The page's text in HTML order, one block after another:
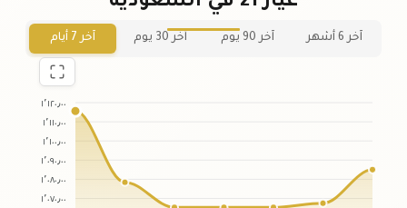
آخر 6 أشهر آخر 90 يوم آخر 30 يوم آخر 7 أيام
١٬١٢٠٫٠٠
١٬١١٠٫٠٠
١٬١٠٠٫٠٠
١٬٠٩٠٫٠٠
١٬٠٨٠٫٠٠
١٬٠٧٠٫٠٠